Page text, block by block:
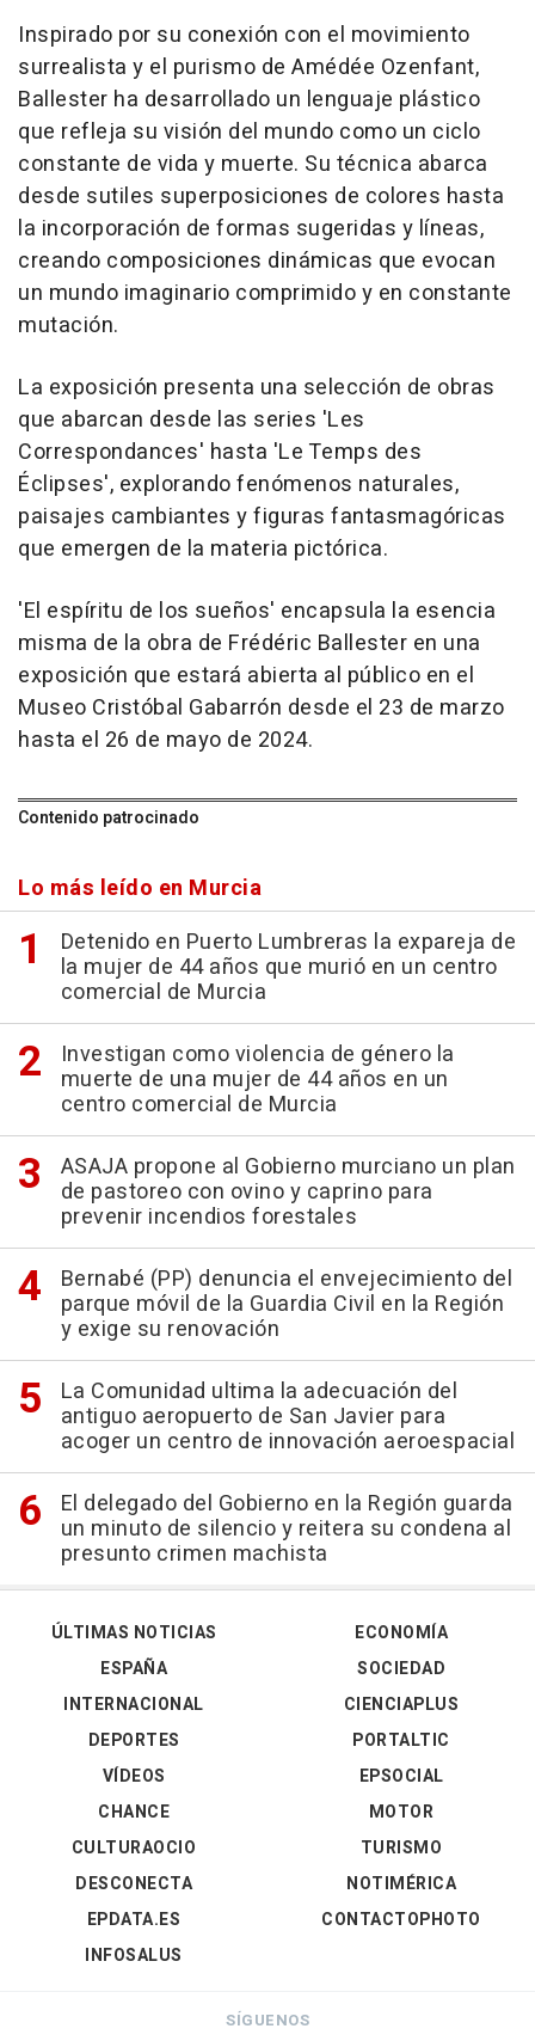
Inspirado por su conexión con el movimiento
surrealista y el purismo de Amédée Ozenfant,
Ballester ha desarrollado un lenguaje plástico
que refleja su visión del mundo como un ciclo
constante de vida y muerte. Su técnica abarca
desde sutiles superposiciones de colores hasta
la incorporación de formas sugeridas y líneas,
creando composiciones dinámicas que evocan
un mundo imaginario comprimido y en constante
mutación.
La exposición presenta una selección de obras
que abarcan desde las series 'Les
Correspondances' hasta 'Le Temps des
Éclipses', explorando fenómenos naturales,
paisajes cambiantes y figuras fantasmagóricas
que emergen de la materia pictórica.
'El espíritu de los sueños' encapsula la esencia
misma de la obra de Frédéric Ballester en una
exposición que estará abierta al público en el
Museo Cristóbal Gabarrón desde el 23 de marzo
hasta el 26 de mayo de 2024.
Contenido patrocinado
Lo más leído en Murcia
Detenido en Puerto Lumbreras la expareja de
la mujer de 44 años que murió en un centro
comercial de Murcia
Investigan como violencia de género la
muerte de una mujer de 44 años en un
centro comercial de Murcia
ASAJA propone al Gobierno murciano un plan
de pastoreo con ovino y caprino para
prevenir incendios forestales
Bernabé (PP) denuncia el envejecimiento del
parque móvil de la Guardia Civil en la Región
y exige su renovación
La Comunidad ultima la adecuación del
antiguo aeropuerto de San Javier para
acoger un centro de innovación aeroespacial
El delegado del Gobierno en la Región guarda
un minuto de silencio y reitera su condena al
presunto crimen machista
ÚLTIMAS NOTICIAS
ESPAÑA
INTERNACIONAL
DEPORTES
VÍDEOS
ECONOMÍA
SOCIEDAD
CIENCIAPLUS
PORTALTIC
EPSOCIAL
CHANCE
CULTURAOCIO
DESCONECTA
EPDATA.ES
INFOSALUS
MOTOR
TURISMO
NOTIMÉRICA
CONTACTOPHOTO
SÍGUENOS